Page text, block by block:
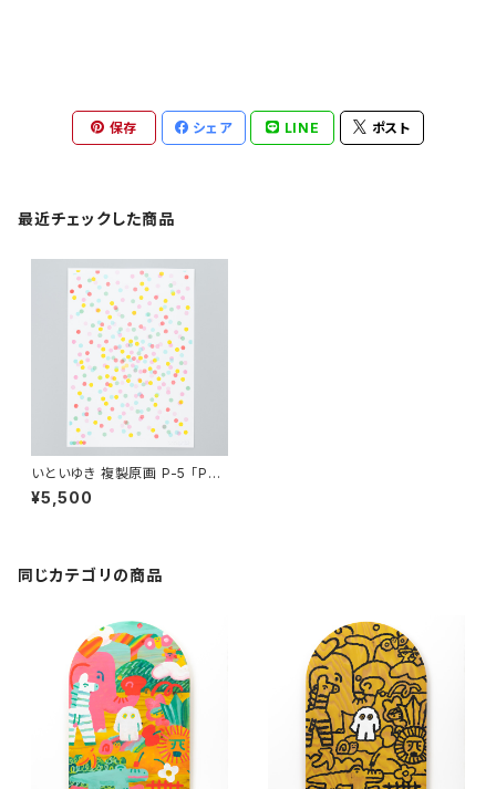
保存 シェア LINE ポスト
最近チェックした商品
いといゆき 複製原画 P-5 「PO
P」額無し、サイン入り
¥5,500
同じカテゴリの商品